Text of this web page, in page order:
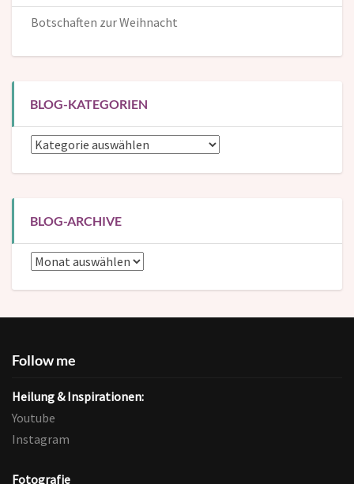
Botschaften zur Weihnacht
BLOG-KATEGORIEN
Blog-
BLOG-ARCHIVE
Blog-
Follow me
Heilung & Inspirationen:
Youtube
Instagram
Fotografie